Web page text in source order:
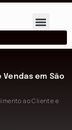
em São
ao Cliente e